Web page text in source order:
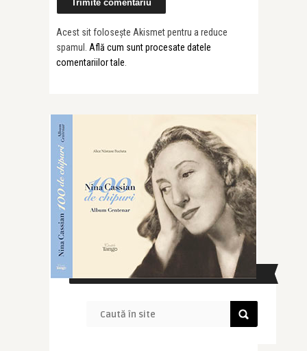
Acest sit folosește Akismet pentru a reduce
spamul. Află cum sunt procesate datele
comentariilor tale
CAUTĂ ÎN SITE